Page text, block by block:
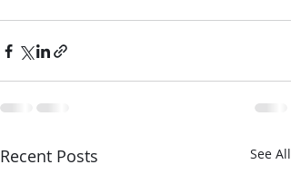
Recent Posts See All